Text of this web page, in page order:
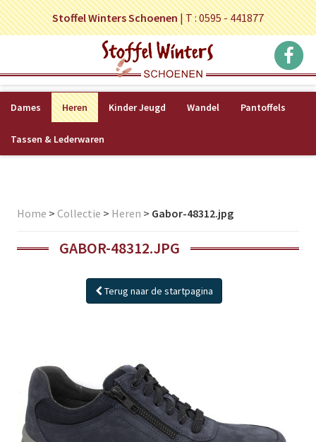
Stoffel Winters Schoenen|T : 0595 - 441877
Dames Heren Kinder Jeugd Wandel Pantoffels
Tassen & Lederwaren
Home > Collectie > Heren > Gabor-48312.jpg
GABOR-48312.JPG
Terug naar de startpagina